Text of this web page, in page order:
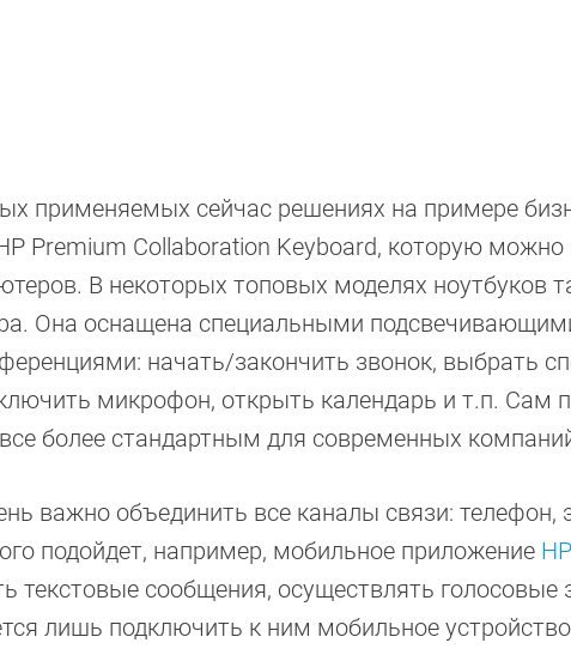
применяемых сейчас решениях на примере
Premium Collaboration Keyboard, которую
В некоторых топовых моделях ноутбуков
Она оснащена специальными
начать/закончить звонок, выбрать
микрофон, открыть календарь и т.п. Сам
более стандартным для современных
важно объединить все каналы связи: телефон,
подойдет, например, мобильное приложение
текстовые сообщения, осуществлять голосовые
лишь подключить к ним мобильное